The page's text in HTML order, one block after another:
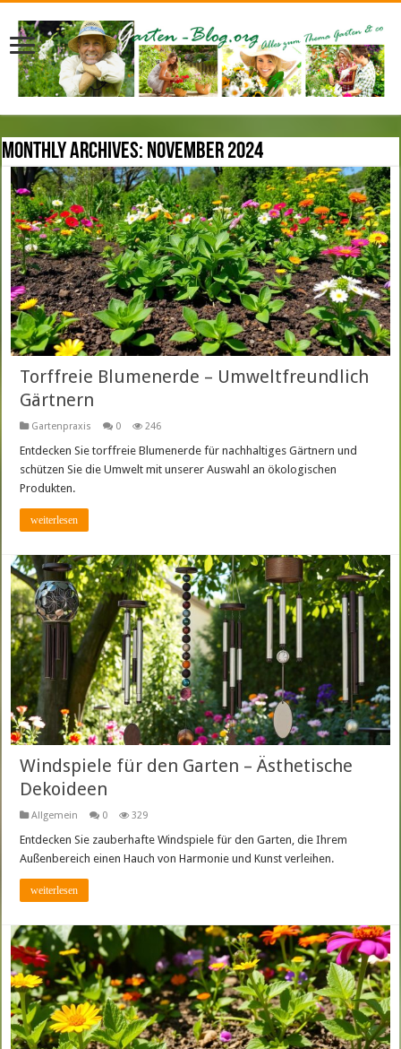
Monthly Archives: November 2024
Torffreie Blumenerde – Umweltfreundlich
Gärtnern
Gartenpraxis 0 246
Entdecken Sie torffreie Blumenerde für nachhaltiges Gärtnern und
schützen Sie die Umwelt mit unserer Auswahl an ökologischen
Produkten.
weiterlesen
Windspiele für den Garten – Ästhetische
Dekoideen
Allgemein 0 329
Entdecken Sie zauberhafte Windspiele für den Garten, die Ihrem
Außenbereich einen Hauch von Harmonie und Kunst verleihen.
weiterlesen